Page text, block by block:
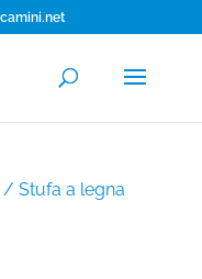
/ Stufa a legna